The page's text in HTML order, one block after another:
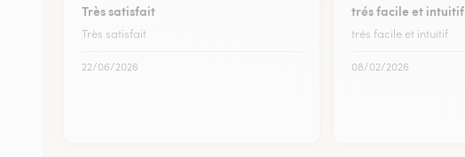
Très satisfait
Très satisfait
22/06/2026
trés facile et intuitif
trés facile et intuitif
08/02/2026